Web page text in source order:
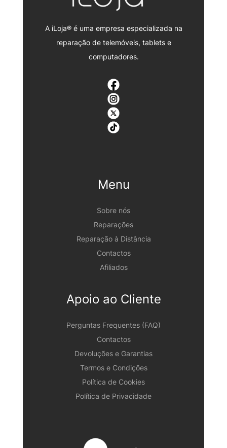
A iLoja® é uma empresa especializada na
reparação de telemóveis, tablets e
computadores.
Menu
Sobre nós
Reparações
Reparação à Distância
Contactos
Afiliados
Apoio ao Cliente
Perguntas Frequentes (FAQ)
Contactos
Devoluções e Garantias
Termos e Condições
Política de Cookies
Política de Privacidade